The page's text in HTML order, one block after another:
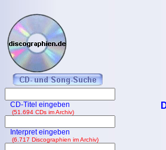
CD-Titel eingeben
(51.694 CDs im Archiv)
Interpret eingeben
(6.717 Discographien im Archiv)